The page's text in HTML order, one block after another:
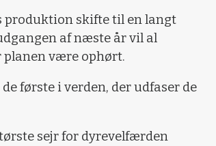
produktion skifte til en langt
af næste år vil al
være ophørt.
første i verden, der udfaser de
sejr for dyrevelfærden